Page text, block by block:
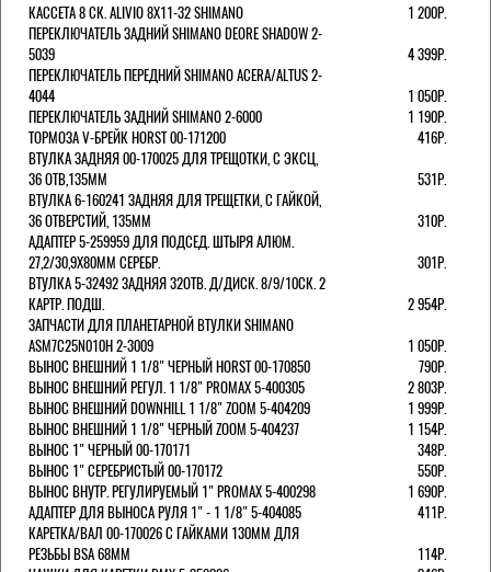
КАССЕТА 8 СК. ALIVIO 8Х11-32 SHIMANO
1 200Р.
ПЕРЕКЛЮЧАТЕЛЬ ЗАДНИЙ SHIMANO DEORE SHADOW 2-
5039
4 399Р.
ПЕРЕКЛЮЧАТЕЛЬ ПЕРЕДНИЙ SHIMANO ACERA/ALTUS 2-
4044
1 050Р.
ПЕРЕКЛЮЧАТЕЛЬ ЗАДНИЙ SHIMANO 2-6000
1 190Р.
ТОРМОЗА V-БРЕЙК HORST 00-171200
416Р.
ВТУЛКА ЗАДНЯЯ 00-170025 ДЛЯ ТРЕЩОТКИ, С ЭКСЦ,
36 ОТВ,135ММ
531Р.
ВТУЛКА 6-160241 ЗАДНЯЯ ДЛЯ ТРЕЩЕТКИ, С ГАЙКОЙ,
36 ОТВЕРСТИЙ, 135ММ
310Р.
АДАПТЕР 5-259959 ДЛЯ ПОДСЕД. ШТЫРЯ АЛЮМ.
27,2/30,9Х80ММ СЕРЕБР.
301Р.
ВТУЛКА 5-32492 ЗАДНЯЯ 32ОТВ. Д/ДИСК. 8/9/10СК. 2
КАРТР. ПОДШ.
2 954Р.
ЗАПЧАСТИ ДЛЯ ПЛАНЕТАРНОЙ ВТУЛКИ SHIMANO
ASM7C25N010H 2-3009
1 050Р.
ВЫНОС ВНЕШНИЙ 1 1/8" ЧЕРНЫЙ HORST 00-170850
790Р.
ВЫНОС ВНЕШНИЙ РЕГУЛ. 1 1/8" PROMAX 5-400305
2 803Р.
ВЫНОС ВНЕШНИЙ DOWNHILL 1 1/8" ZOOM 5-404209
1 999Р.
ВЫНОС ВНЕШНИЙ 1 1/8" ЧЕРНЫЙ ZOOM 5-404237
1 154Р.
ВЫНОС 1" ЧЕРНЫЙ 00-170171
348Р.
ВЫНОС 1" СЕРЕБРИСТЫЙ 00-170172
550Р.
ВЫНОС ВНУТР. РЕГУЛИРУЕМЫЙ 1" PROMAX 5-400298
1 690Р.
АДАПТЕР ДЛЯ ВЫНОСА РУЛЯ 1" - 1 1/8" 5-404085
411Р.
КАРЕТКА/ВАЛ 00-170026 С ГАЙКАМИ 130ММ ДЛЯ
РЕЗЬБЫ BSA 68ММ
114Р.